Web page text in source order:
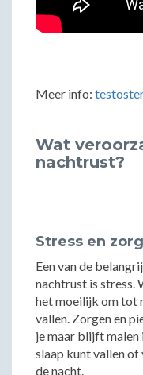
Meer info:
Wat
nachtrust?
Stress en
Een van de
nachtrust is stress.
het moeilijk om tot
vallen. Zorgen en
je maar blijft malen
slaap kunt vallen
de nacht.